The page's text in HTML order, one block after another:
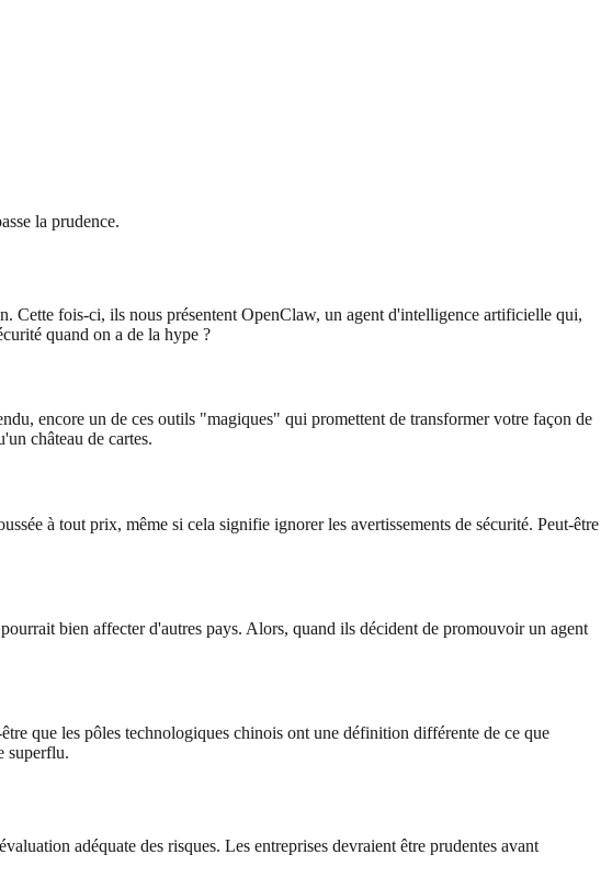
la prudence.
Cette fois-ci, ils nous présentent OpenClaw, un agent d'intelligence artificielle qui,
quand on a de la hype ?
encore un de ces outils "magiques" qui promettent de transformer votre façon de
château de cartes.
à tout prix, même si cela signifie ignorer les avertissements de sécurité. Peut-être
bien affecter d'autres pays. Alors, quand ils décident de promouvoir un agent
que les pôles technologiques chinois ont une définition différente de ce que
superflu.
adéquate des risques. Les entreprises devraient être prudentes avant